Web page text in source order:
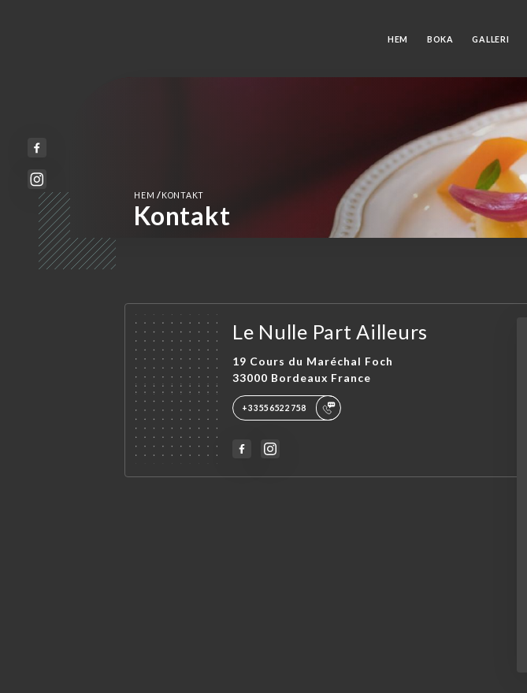
HEM BOKA GALLERI
HEM/ KONTAKT
Kontakt
Le Nulle Part Ailleurs
19 Cours du Maréchal Foch
33000 Bordeaux France
+33556522758